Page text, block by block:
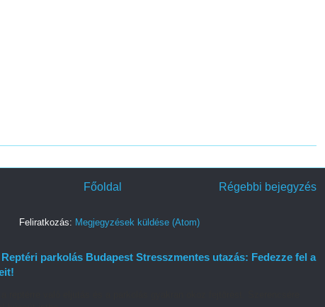
Régebbi bejegyzés
Főoldal
Feliratkozás: Megjegyzések küldése (Atom)
parkolás Budapest Stresszmentes utazás: Fedezze fel a